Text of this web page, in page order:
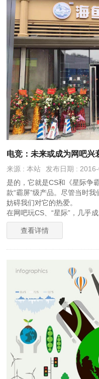
电竞：未来或成为网吧兴
来源 : 本站 发布日期 :
是的，它就是CS和《星际争
款“霸屏”级产品。尽管当时
妨碍我们对它的热爱。
在网吧玩CS、“星际”，几乎
最初印象.
查看详情